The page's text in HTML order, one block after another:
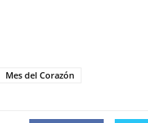
Mes del Corazón